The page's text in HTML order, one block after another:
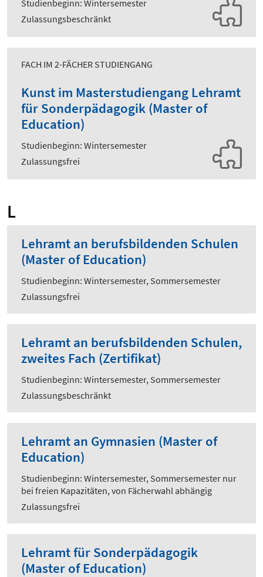
Studienbeginn: Wintersemester
Zulassungsbeschränkt
FACH IM 2-FÄCHER STUDIENGANG
Kunst im Masterstudiengang Lehramt
für Sonderpädagogik (Master of
Education)
Studienbeginn: Wintersemester
Zulassungsfrei
L
Lehramt an berufsbildenden Schulen
(Master of Education)
Studienbeginn: Wintersemester, Sommersemester
Zulassungsfrei
Lehramt an berufsbildenden Schulen,
zweites Fach (Zertifikat)
Studienbeginn: Wintersemester, Sommersemester
Zulassungsbeschränkt
Lehramt an Gymnasien (Master of
Education)
Studienbeginn: Wintersemester, Sommersemester nur
bei freien Kapazitäten, von Fächerwahl abhängig
Zulassungsfrei
Lehramt für Sonderpädagogik
(Master of Education)